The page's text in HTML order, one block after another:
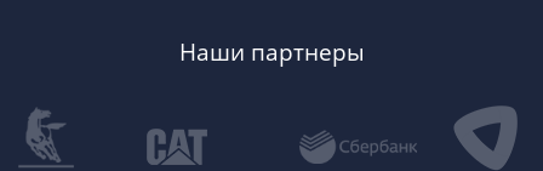
Наши партнеры